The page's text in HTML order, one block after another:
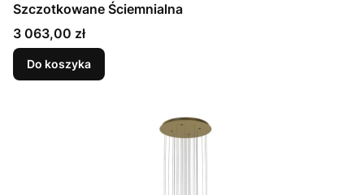
Szczotkowane Ściemnialna
Cena
3 063,00 zł
Do koszyka